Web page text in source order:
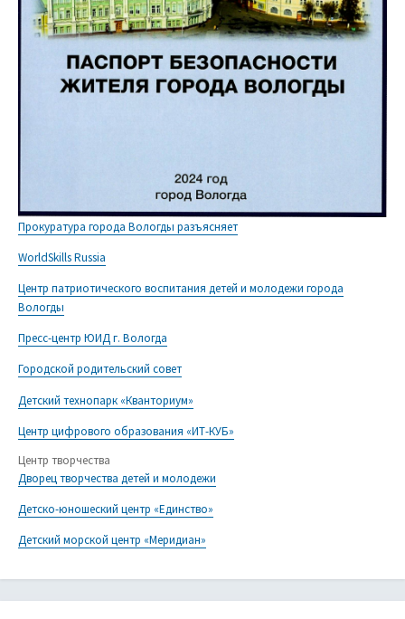
Прокуратура города Вологды разъясняет
WorldSkills Russia
Центр патриотического воспитания детей и молодежи города
Вологды
Пресс-центр ЮИД г. Вологда
Городской родительский совет
Детский технопарк «Кванториум»
Центр цифрового образования «ИТ-КУБ»
Центр творчества
Дворец творчества детей и молодежи
Детско-юношеский центр «Единство»
Детский морской центр «Меридиан»